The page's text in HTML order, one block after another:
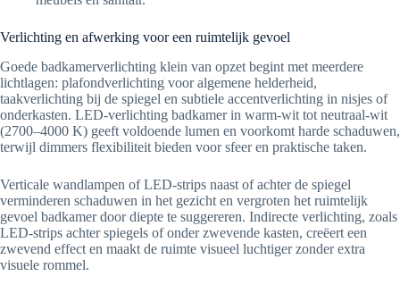
Verlichting en afwerking voor een ruimtelijk gevoel
Goede badkamerverlichting klein van opzet begint met meerdere
lichtlagen: plafondverlichting voor algemene helderheid,
taakverlichting bij de spiegel en subtiele accentverlichting in nisjes of
onderkasten. LED-verlichting badkamer in warm-wit tot neutraal-wit
(2700–4000 K) geeft voldoende lumen en voorkomt harde schaduwen,
terwijl dimmers flexibiliteit bieden voor sfeer en praktische taken.
Verticale wandlampen of LED-strips naast of achter de spiegel
verminderen schaduwen in het gezicht en vergroten het ruimtelijk
gevoel badkamer door diepte te suggereren. Indirecte verlichting, zoals
LED-strips achter spiegels of onder zwevende kasten, creëert een
zwevend effect en maakt de ruimte visueel luchtiger zonder extra
visuele rommel.